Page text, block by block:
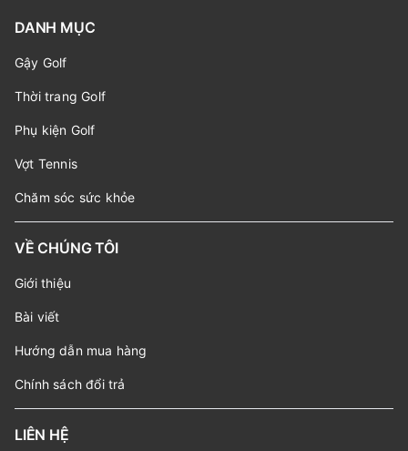
DANH MỤC
Gậy Golf
Thời trang Golf
Phụ kiện Golf
Vợt Tennis
Chăm sóc sức khỏe
VỀ CHÚNG TÔI
Giới thiệu
Bài viết
Hướng dẫn mua hàng
Chính sách đổi trả
LIÊN HỆ